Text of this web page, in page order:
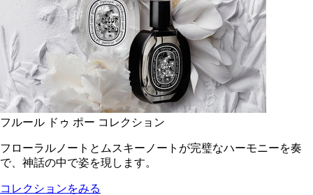
フルール ドゥ ポー コレクション
フローラルノートとムスキーノートが完璧なハーモニーを奏
で、神話の中で姿を現します。
コレクションをみる